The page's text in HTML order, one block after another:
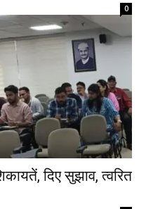
0
दिए सुझाव, त्वरित